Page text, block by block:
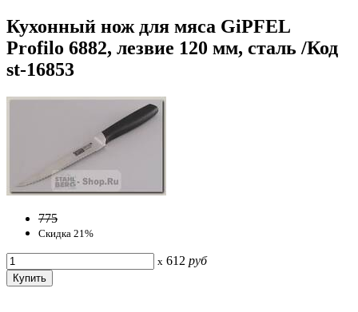
Кухонный нож для мяса GiPFEL
Profilo 6882, лезвие 120 мм, сталь /Код
st-16853
775
Скидка 21%
x 612 руб